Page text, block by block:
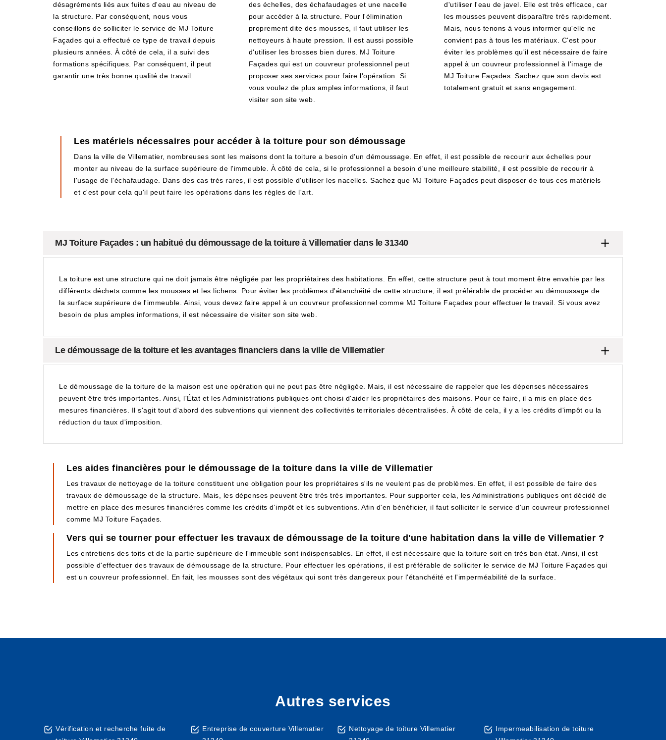
désagréments liés aux fuites d'eau au niveau de
la structure. Par conséquent, nous vous
conseillons de solliciter le service de MJ Toiture
Façades qui a effectué ce type de travail depuis
plusieurs années. À côté de cela, il a suivi des
formations spécifiques. Par conséquent, il peut
garantir une très bonne qualité de travail.
des échelles, des échafaudages et une nacelle
pour accéder à la structure. Pour l'élimination
proprement dite des mousses, il faut utiliser les
nettoyeurs à haute pression. Il est aussi possible
d'utiliser les brosses bien dures. MJ Toiture
Façades qui est un couvreur professionnel peut
proposer ses services pour faire l'opération. Si
vous voulez de plus amples informations, il faut
visiter son site web.
d'utiliser l'eau de javel. Elle est très efficace, car
les mousses peuvent disparaître très rapidement.
Mais, nous tenons à vous informer qu'elle ne
convient pas à tous les matériaux. C'est pour
éviter les problèmes qu'il est nécessaire de faire
appel à un couvreur professionnel à l'image de
MJ Toiture Façades. Sachez que son devis est
totalement gratuit et sans engagement.
Les matériels nécessaires pour accéder à la toiture pour son démoussage
Dans la ville de Villematier, nombreuses sont les maisons dont la toiture a besoin d'un démoussage. En effet, il est possible de recourir aux échelles pour
monter au niveau de la surface supérieure de l'immeuble. À côté de cela, si le professionnel a besoin d'une meilleure stabilité, il est possible de recourir à
l'usage de l'échafaudage. Dans des cas très rares, il est possible d'utiliser les nacelles. Sachez que MJ Toiture Façades peut disposer de tous ces matériels
et c'est pour cela qu'il peut faire les opérations dans les règles de l'art.
MJ Toiture Façades : un habitué du démoussage de la toiture à Villematier dans le 31340
La toiture est une structure qui ne doit jamais être négligée par les propriétaires des habitations. En effet, cette structure peut à tout moment être envahie par les
différents déchets comme les mousses et les lichens. Pour éviter les problèmes d'étanchéité de cette structure, il est préférable de procéder au démoussage de
la surface supérieure de l'immeuble. Ainsi, vous devez faire appel à un couvreur professionnel comme MJ Toiture Façades pour effectuer le travail. Si vous avez
besoin de plus amples informations, il est nécessaire de visiter son site web.
Le démoussage de la toiture et les avantages financiers dans la ville de Villematier
Le démoussage de la toiture de la maison est une opération qui ne peut pas être négligée. Mais, il est nécessaire de rappeler que les dépenses nécessaires
peuvent être très importantes. Ainsi, l'État et les Administrations publiques ont choisi d'aider les propriétaires des maisons. Pour ce faire, il a mis en place des
mesures financières. Il s'agit tout d'abord des subventions qui viennent des collectivités territoriales décentralisées. À côté de cela, il y a les crédits d'impôt ou la
réduction du taux d'imposition.
Les aides financières pour le démoussage de la toiture dans la ville de Villematier
Les travaux de nettoyage de la toiture constituent une obligation pour les propriétaires s'ils ne veulent pas de problèmes. En effet, il est possible de faire des
travaux de démoussage de la structure. Mais, les dépenses peuvent être très très importantes. Pour supporter cela, les Administrations publiques ont décidé de
mettre en place des mesures financières comme les crédits d'impôt et les subventions. Afin d'en bénéficier, il faut solliciter le service d'un couvreur professionnel
comme MJ Toiture Façades.
Vers qui se tourner pour effectuer les travaux de démoussage de la toiture d'une habitation dans la ville de Villematier ?
Les entretiens des toits et de la partie supérieure de l'immeuble sont indispensables. En effet, il est nécessaire que la toiture soit en très bon état. Ainsi, il est
possible d'effectuer des travaux de démoussage de la structure. Pour effectuer les opérations, il est préférable de solliciter le service de MJ Toiture Façades qui
est un couvreur professionnel. En fait, les mousses sont des végétaux qui sont très dangereux pour l'étanchéité et l'imperméabilité de la surface.
Autres services
Vérification et recherche fuite de
Entreprise de couverture Villematier
Nettoyage de toiture Villematier
Impermeabilisation de toiture